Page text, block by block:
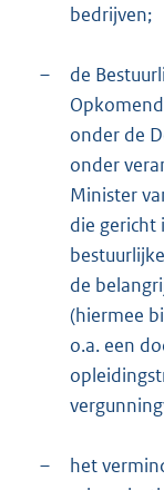
bedrijven;
–
de
onder de
onder
Minister
die gericht
de
(hiermee
o.a. een
–
het